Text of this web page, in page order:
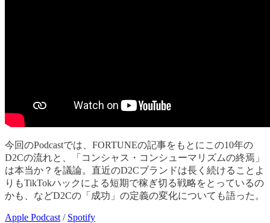
今回のPodcastでは、FORTUNEの記事をもとにこの10年の
D2Cの流れと、「コンシャス・コンシューマリズムの終焉」
は本当か？を議論。直近のD2Cブランドは長く続けることよ
りもTikTokハックによる短期で稼ぎ切る戦略をとっているの
かも、などD2Cの「成功」の定義の変化についても語った。
Apple Podcast / Spotify